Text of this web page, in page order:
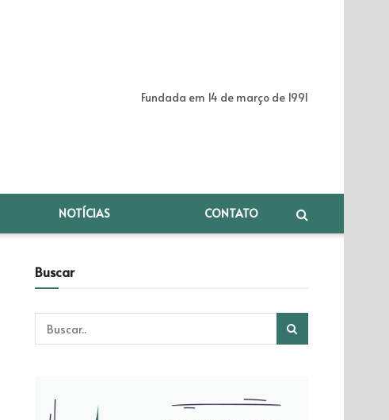
Fundada em 14 de março de 1991
NOTÍCIAS CONTATO
Buscar